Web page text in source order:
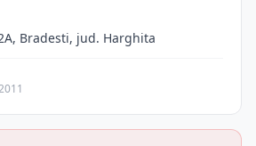
Bradesti, jud. Harghita